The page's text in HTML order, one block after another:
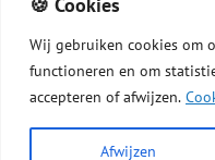
Wij gebruiken cookies om
functioneren en om
accepteren of afwijzen.
Afwijzen
Copyright -
voorwaarden